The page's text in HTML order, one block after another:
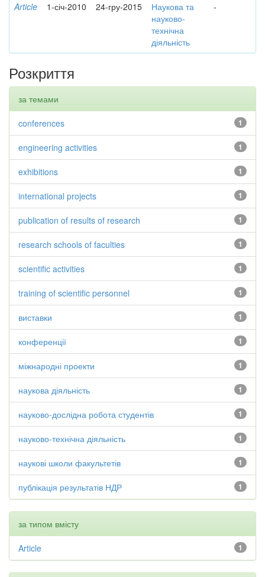
Article 1-січ-2010 24-гру-2015
Наукова та
науково-
технічна
діяльність
-
Розкриття
за темами
1
conferences
1
engineering activities
1
exhibitions
1
international projects
1
publication of results of research
1
research schools of faculties
1
scientific activities
1
training of scientific personnel
1
виставки
1
конференції
1
міжнародні проекти
1
наукова діяльність
1
науково-дослідна робота студентів
1
науково-технічна діяльність
1
наукові школи факультетів
1
публікація результатів НДР
за типом вмісту
1
Article